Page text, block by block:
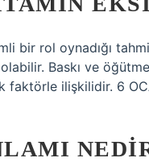
bir rol oynadığı
Baskı ve
ilişkilidir. 6